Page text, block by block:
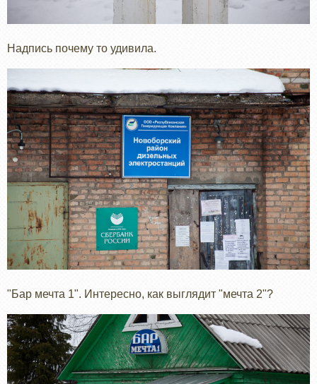
Надпись почему то удивила.
"Бар мечта 1". Интересно, как выглядит "мечта 2"?